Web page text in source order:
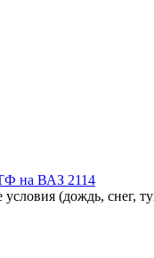
на ВАЗ 2114
(дождь, снег,